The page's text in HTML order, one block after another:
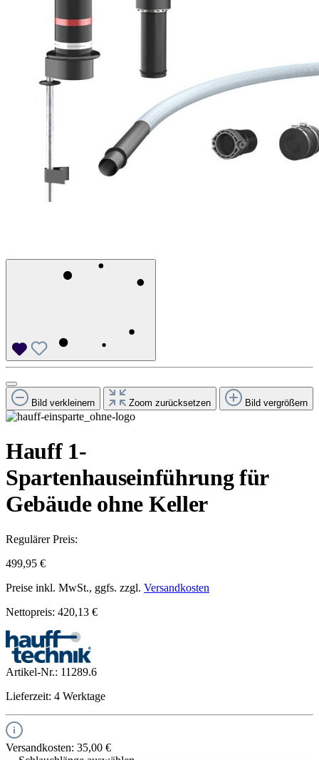
Bild verkleinern Zoom zurücksetzen Bild vergrößern
Hauff 1-
Spartenhauseinführung für
Gebäude ohne Keller
Regulärer Preis:
499,95 €
Preise inkl. MwSt., ggfs. zzgl. Versandkosten
Nettopreis: 420,13 €
Artikel-Nr.: 11289.6
Lieferzeit: 4 Werktage
Versandkosten: 35,00 €